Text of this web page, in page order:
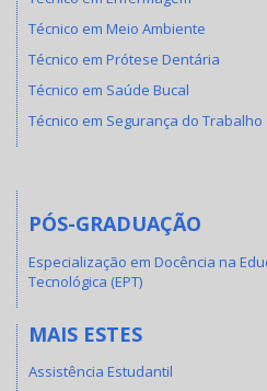
Técnico em Meio Ambiente
Técnico em Prótese Dentária
Técnico em Saúde Bucal
Técnico em Segurança do Trabalho
PÓS-GRADUAÇÃO
Especialização em Docência na
Tecnológica (EPT)
MAIS ESTES
Assistência Estudantil